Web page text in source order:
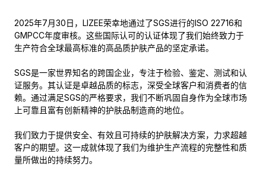
2025年7月30日，LIZEE荣幸地通过了SGS进行的ISO 22716和
GMPCC年度审核。这些国际认可的认证体现了我们始终致力于
生产符合全球最高标准的高品质护肤产品的坚定承诺。
SGS是一家世界知名的跨国企业，专注于检验、鉴定、测试和认
证服务。其认证是卓越品质的标志，深受全球客户和消费者的信
赖。通过满足SGS的严格要求，我们不断巩固自身作为全球市场
上可靠且富有创新精神的护肤品制造商的地位。
我们致力于提供安全、有效且可持续的护肤解决方案，力求超越
客户的期望。这一成就体现了我们为维护生产流程的完整性和质
量所做出的持续努力。